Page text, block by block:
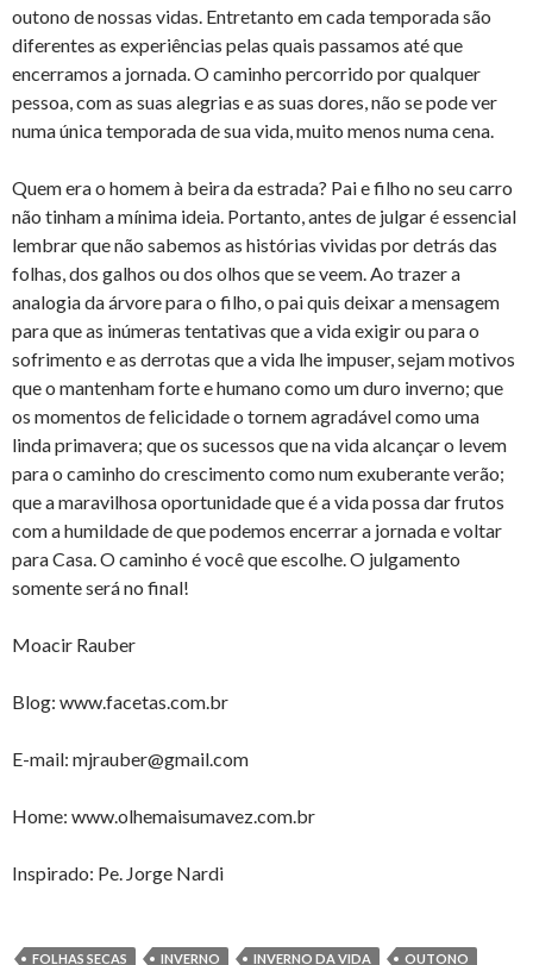
outono de nossas vidas. Entretanto em cada temporada são
diferentes as experiências pelas quais passamos até que
encerramos a jornada. O caminho percorrido por qualquer
pessoa, com as suas alegrias e as suas dores, não se pode ver
numa única temporada de sua vida, muito menos numa cena.
Quem era o homem à beira da estrada? Pai e filho no seu carro
não tinham a mínima ideia. Portanto, antes de julgar é essencial
lembrar que não sabemos as histórias vividas por detrás das
folhas, dos galhos ou dos olhos que se veem. Ao trazer a
analogia da árvore para o filho, o pai quis deixar a mensagem
para que as inúmeras tentativas que a vida exigir ou para o
sofrimento e as derrotas que a vida lhe impuser, sejam motivos
que o mantenham forte e humano como um duro inverno; que
os momentos de felicidade o tornem agradável como uma
linda primavera; que os sucessos que na vida alcançar o levem
para o caminho do crescimento como num exuberante verão;
que a maravilhosa oportunidade que é a vida possa dar frutos
com a humildade de que podemos encerrar a jornada e voltar
para Casa. O caminho é você que escolhe. O julgamento
somente será no final!
Moacir Rauber
Blog: www.facetas.com.br
E-mail: mjrauber@gmail.com
Home: www.olhemaisumavez.com.br
Inspirado: Pe. Jorge Nardi
FOLHAS SECAS INVERNO INVERNO DA VIDA OUTONO